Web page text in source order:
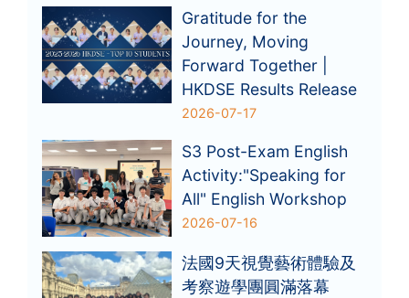
Gratitude for the
Journey, Moving
Forward Together |
HKDSE Results Release
2026-07-17
S3 Post-Exam English
Activity:"Speaking for
All" English Workshop
2026-07-16
法國9天視覺藝術體驗及
考察遊學團圓滿落幕